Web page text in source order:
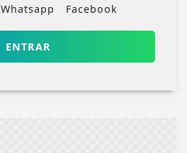
Whatsapp Facebook
ENTRAR